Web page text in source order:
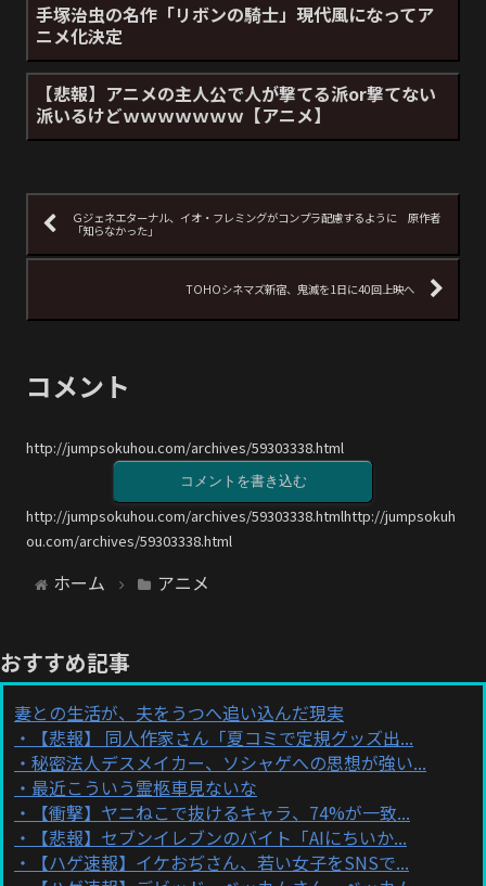
手塚治虫の名作「リボンの騎士」現代風になってア
ニメ化決定
【悲報】アニメの主人公で人が撃てる派or撃てない
派いるけどｗｗｗｗｗｗｗ【アニメ】
Ｇジェネエターナル、イオ・フレミングがコンプラ配慮するように 原作者
「知らなかった」
TOHOシネマズ新宿、鬼滅を1日に40回上映へ
コメント
http://jumpsokuhou.com/archives/59303338.html
コメントを書き込む
http://jumpsokuhou.com/archives/59303338.htmlhttp://jumpsokuh
ou.com/archives/59303338.html
ホーム アニメ
おすすめ記事
妻との生活が、夫をうつへ追い込んだ現実
【悲報】 同人作家さん「夏コミで定規グッズ出...
秘密法人デスメイカー、ソシャゲへの思想が強い...
最近こういう霊柩車見ないな
【衝撃】ヤニねこで抜けるキャラ、74%が一致...
【悲報】セブンイレブンのバイト「AIにちいか...
【ハゲ速報】イケおぢさん、若い女子をSNSで...